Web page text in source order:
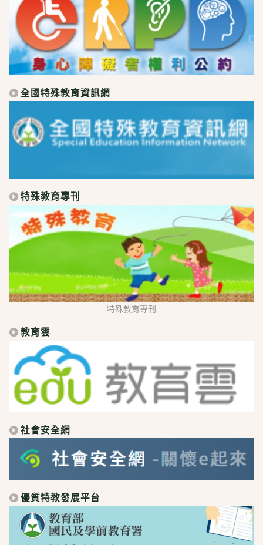
全國特殊教育資訊網
特殊教育專刊
特殊教育專刊
教育雲
社會安全網
優質特教發展平台